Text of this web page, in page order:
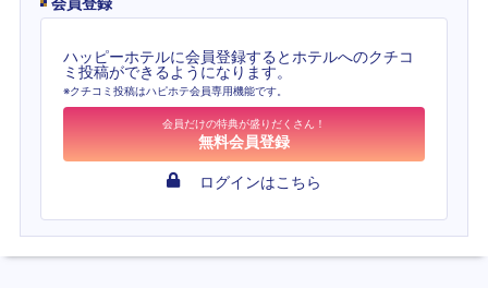
ハッピーホテルに会員登録するとホテルへのクチコ
ミ投稿ができるようになります。
※クチコミ投稿はハピホテ会員専用機能です。
会員だけの特典が盛りだくさん！
無料会員登録
ログインはこちら